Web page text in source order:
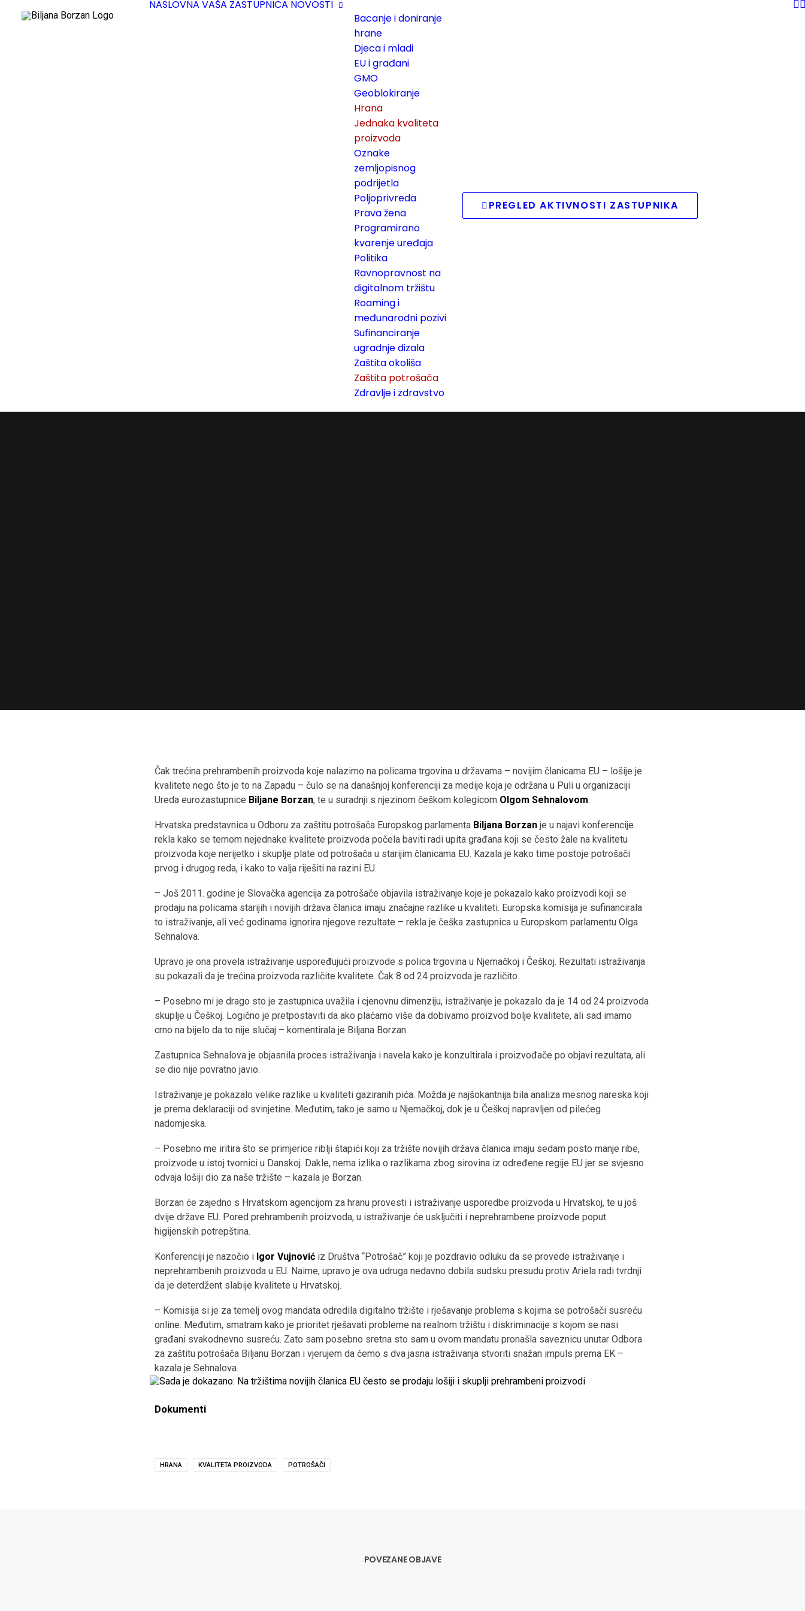
NASLOVNA VAŠA ZASTUPNICA NOVOSTI
Bacanje i doniranje
hrane
Djeca i mladi
EU i građani
GMO
Geoblokiranje
Hrana
Jednaka kvaliteta
proizvoda
Oznake
zemljopisnog
podrijetla
Poljoprivreda
Prava žena
Programirano
kvarenje uređaja
Politika
Ravnopravnost na
digitalnom tržištu
Roaming i
međunarodni pozivi
Sufinanciranje
ugradnje dizala
Zaštita okoliša
Zaštita potrošača
Zdravlje i zdravstvo
PREGLED AKTIVNOSTI ZASTUPNIKA
Čak trećina prehrambenih proizvoda koje nalazimo na policama trgovina u državama – novijim članicama EU – lošije je
kvalitete nego što je to na Zapadu – čulo se na današnjoj konferenciji za medije koja je održana u Puli u organizaciji
Ureda eurozastupnice Biljane Borzan, te u suradnji s njezinom češkom kolegicom Olgom Sehnalovom.
Hrvatska predstavnica u Odboru za zaštitu potrošača Europskog parlamenta Biljana Borzan je u najavi konferencije
rekla kako se temom nejednake kvalitete proizvoda počela baviti radi upita građana koji se često žale na kvalitetu
proizvoda koje nerijetko i skuplje plate od potrošača u starijim članicama EU. Kazala je kako time postoje potrošači
prvog i drugog reda, i kako to valja riješiti na razini EU.
– Još 2011. godine je Slovačka agencija za potrošače objavila istraživanje koje je pokazalo kako proizvodi koji se
prodaju na policama starijih i novijih država članica imaju značajne razlike u kvaliteti. Europska komisija je sufinancirala
to istraživanje, ali već godinama ignorira njegove rezultate – rekla je češka zastupnica u Europskom parlamentu Olga
Sehnalova.
Upravo je ona provela istraživanje uspoređujući proizvode s polica trgovina u Njemačkoj i Češkoj. Rezultati istraživanja
su pokazali da je trećina proizvoda različite kvalitete. Čak 8 od 24 proizvoda je različito.
– Posebno mi je drago sto je zastupnica uvažila i cjenovnu dimenziju, istraživanje je pokazalo da je 14 od 24 proizvoda
skuplje u Češkoj. Logično je pretpostaviti da ako plaćamo više da dobivamo proizvod bolje kvalitete, ali sad imamo
crno na bijelo da to nije slučaj – komentirala je Biljana Borzan.
Zastupnica Sehnalova je objasnila proces istraživanja i navela kako je konzultirala i proizvođače po objavi rezultata, ali
se dio nije povratno javio.
Istraživanje je pokazalo velike razlike u kvaliteti gaziranih pića. Možda je najšokantnija bila analiza mesnog nareska koji
je prema deklaraciji od svinjetine. Međutim, tako je samo u Njemačkoj, dok je u Češkoj napravljen od pilećeg
nadomjeska.
– Posebno me iritira što se primjerice riblji štapići koji za tržište novijih država članica imaju sedam posto manje ribe,
proizvode u istoj tvornici u Danskoj. Dakle, nema izlika o razlikama zbog sirovina iz određene regije EU jer se svjesno
odvaja lošiji dio za naše tržište – kazala je Borzan.
Borzan će zajedno s Hrvatskom agencijom za hranu provesti i istraživanje usporedbe proizvoda u Hrvatskoj, te u još
dvije države EU. Pored prehrambenih proizvoda, u istraživanje će usključiti i neprehrambene proizvode poput
higijenskih potrepština.
Konferenciji je nazočio i Igor Vujnović iz Društva “Potrošač” koji je pozdravio odluku da se provede istraživanje i
neprehrambenih proizvoda u EU. Naime, upravo je ova udruga nedavno dobila sudsku presudu protiv Ariela radi tvrdnji
da je deterdžent slabije kvalitete u Hrvatskoj.
– Komisija si je za temelj ovog mandata odredila digitalno tržište i rješavanje problema s kojima se potrošači susreću
online. Međutim, smatram kako je prioritet rješavati probleme na realnom tržištu i diskriminacije s kojom se nasi
građani svakodnevno susreću. Zato sam posebno sretna sto sam u ovom mandatu pronašla saveznicu unutar Odbora
za zaštitu potrošača Biljanu Borzan i vjerujem da ćemo s dva jasna istraživanja stvoriti snažan impuls prema EK –
kazala je Sehnalova.
Dokumenti
HRANA KVALITETA PROIZVODA POTROŠAČI
POVEZANE OBJAVE